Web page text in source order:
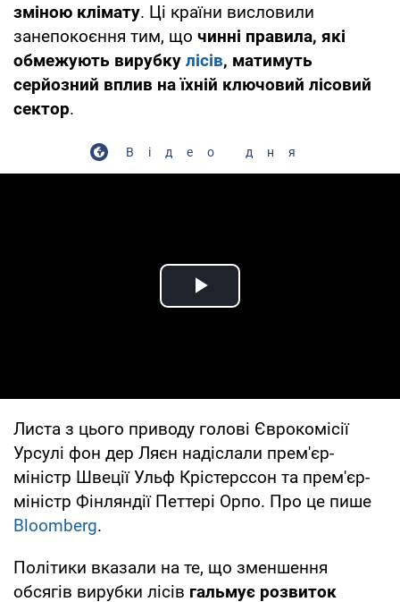
зміною клімату. Ці країни висловили
занепокоєння тим, що чинні правила, які
обмежують вирубку лісів, матимуть
серйозний вплив на їхній ключовий лісовий
сектор.
Відео дня
Play Video
Листа з цього приводу голові Єврокомісії
Урсулі фон дер Ляєн надіслали прем'єр-
міністр Швеції Ульф Крістерссон та прем'єр-
міністр Фінляндії Петтері Орпо. Про це пише
Bloomberg.
Політики вказали на те, що зменшення
обсягів вирубки лісів гальмує розвиток